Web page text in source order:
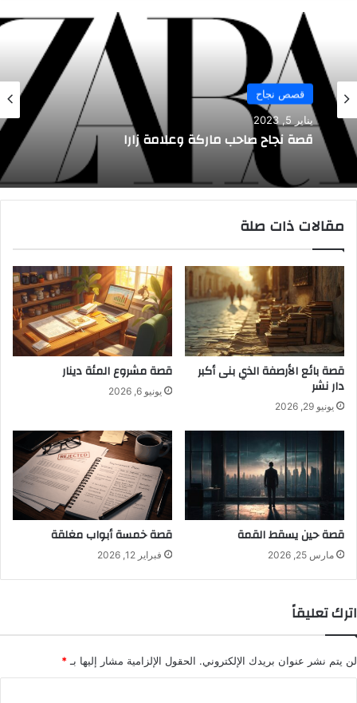
قصص نجاح
يناير 5, 2023
قصة نجاح صاحب ماركة وعلامة زارا
مقالات ذات صلة
قصة بائع الأرصفة الذي بنى أكبر
دار نشر
يونيو 29, 2026
قصة مشروع المئة دينار
يونيو 6, 2026
قصة حين يسقط القمة
مارس 25, 2026
قصة خمسة أبواب مغلقة
فبراير 12, 2026
اترك تعليقاً
لن يتم نشر عنوان بريدك الإلكتروني. الحقول الإلزامية مشار إليها بـ*